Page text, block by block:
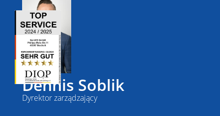
Dennis Soblik
Dyrektor zarządzający